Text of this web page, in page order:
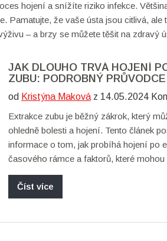
hojení a snížíte riziko infekce.
Pamatujte, že vaše ústa jsou citlivá, ale
– a brzy se můžete těšit na zdravý
JAK DLOUHO TRVÁ HOJENÍ
ZUBU: PODROBNÝ PRŮVODCE
od Kristýna Makováz 14.05.2024
Extrakce zubu je běžný zákrok, který
ohledně bolesti a hojení. Tento článek
informace o tom, jak probíhá hojení po
časového rámce a faktorů, které
hojení. Přináší rovněž praktické tipy pro
extrakci a vysvětluje, jak předejít
Cílem je pomoci čtenářům lépe se
Číst více